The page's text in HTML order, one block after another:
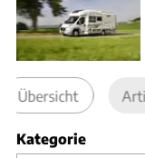
Übersicht
Kategorie